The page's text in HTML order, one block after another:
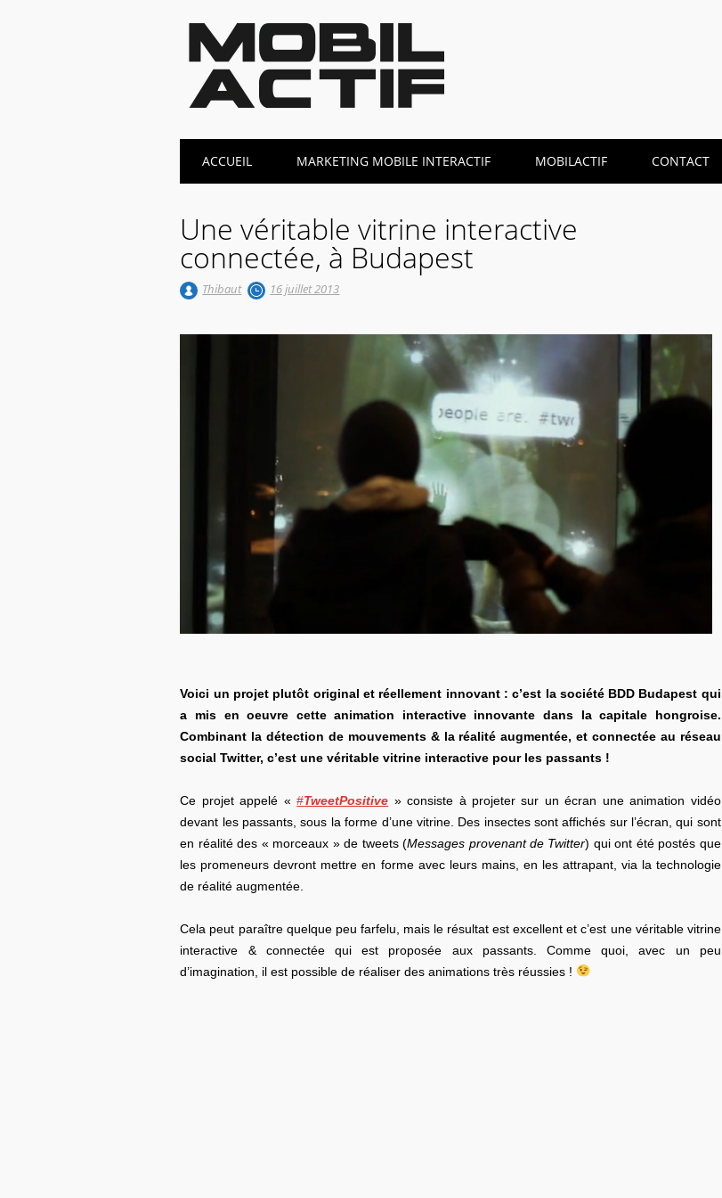
Main menu
ACCUEIL MARKETING MOBILE INTERACTIF MOBILACTIF CONTACT
Une véritable vitrine interactive
connectée, à Budapest
Thibaut 16 juillet 2013
Voici un projet plutôt original et réellement innovant : c’est la société BDD Budapest qui
a mis en oeuvre cette animation interactive innovante dans la capitale hongroise.
Combinant la détection de mouvements & la réalité augmentée, et connectée au réseau
social Twitter, c’est une véritable vitrine interactive pour les passants !
Ce projet appelé «#TweetPositive » consiste à projeter sur un écran une animation vidéo
devant les passants, sous la forme d’une vitrine. Des insectes sont affichés sur l’écran, qui sont
en réalité des « morceaux » de tweets (Messages provenant de Twitter) qui ont été postés que
les promeneurs devront mettre en forme avec leurs mains, en les attrapant, via la technologie
de réalité augmentée.
Cela peut paraître quelque peu farfelu, mais le résultat est excellent et c’est une véritable vitrine
interactive & connectée qui est proposée aux passants. Comme quoi, avec un peu
d’imagination, il est possible de réaliser des animations très réussies !